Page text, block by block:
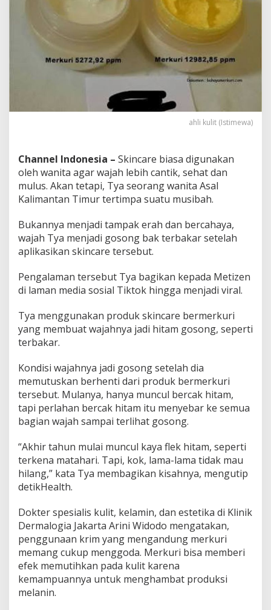
r
I
n
i
o
k
a
?
ahli kulit (Istimewa)
Channel Indonesia – Skincare biasa digunakan
oleh wanita agar wajah lebih cantik, sehat dan
mulus. Akan tetapi, Tya seorang wanita Asal
Kalimantan Timur tertimpa suatu musibah.
Bukannya menjadi tampak erah dan bercahaya,
wajah Tya menjadi gosong bak terbakar setelah
aplikasikan skincare tersebut.
Pengalaman tersebut Tya bagikan kepada Metizen
di laman media sosial Tiktok hingga menjadi viral.
Tya menggunakan produk skincare bermerkuri
yang membuat wajahnya jadi hitam gosong, seperti
terbakar.
Kondisi wajahnya jadi gosong setelah dia
memutuskan berhenti dari produk bermerkuri
tersebut. Mulanya, hanya muncul bercak hitam,
tapi perlahan bercak hitam itu menyebar ke semua
bagian wajah sampai terlihat gosong.
“Akhir tahun mulai muncul kaya flek hitam, seperti
terkena matahari. Tapi, kok, lama-lama tidak mau
hilang,” kata Tya membagikan kisahnya, mengutip
detikHealth.
Dokter spesialis kulit, kelamin, dan estetika di Klinik
Dermalogia Jakarta Arini Widodo mengatakan,
penggunaan krim yang mengandung merkuri
memang cukup menggoda. Merkuri bisa memberi
efek memutihkan pada kulit karena
kemampuannya untuk menghambat produksi
melanin.